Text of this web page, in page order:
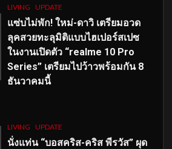
LIVING UPDATE
แซ่บไม่พัก! ใหม่-ดาวิ เตรียมอวด
ลุคสวยทะลุมิติแบบไฮเปอร์สเปซ
ในงานเปิดตัว “realme 10 Pro
Series” เตรียมไปว้าวพร้อมกัน 8
ธันวาคมนี้
LIVING UPDATE
นั่งแท่น “บอสคริส-คริส พีรวัส” ผุด